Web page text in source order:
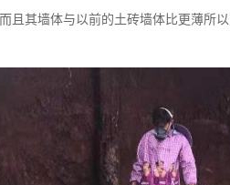
且其墙体与以前的土砖墙体比更薄所